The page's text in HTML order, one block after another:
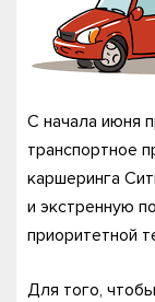
С начала июня
транспортное
каршеринга
и экстренную
приоритетной
Для того,